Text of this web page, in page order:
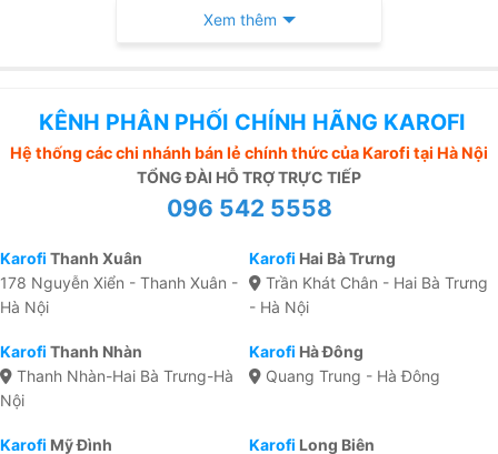
Xem thêm
KÊNH PHÂN PHỐI CHÍNH HÃNG KAROFI
Hệ thống các chi nhánh bán lẻ chính thức của Karofi tại Hà Nội
TỔNG ĐÀI HỖ TRỢ TRỰC TIẾP
096 542 5558
Karofi Thanh Xuân
178 Nguyễn Xiển - Thanh Xuân -
Hà Nội
Karofi Hai Bà Trưng
Trần Khát Chân - Hai Bà Trưng
- Hà Nội
Karofi Thanh Nhàn
Thanh Nhàn-Hai Bà Trưng-Hà
Nội
Karofi Hà Đông
Quang Trung - Hà Đông
Karofi Mỹ Đình Karofi Long Biên